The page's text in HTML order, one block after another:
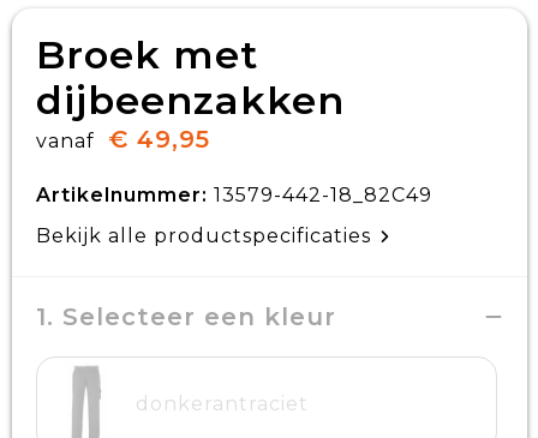
Broek met
dijbeenzakken
vanaf € 49,95
Artikelnummer: 13579-442-18_82C49
Bekijk alle productspecificaties
1. Selecteer een kleur
donkerantraciet